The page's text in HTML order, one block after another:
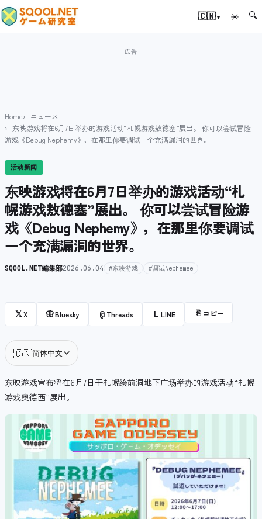
🇨🇳▾ ☀ 🔍
Home
ニュース
东映游戏将在6月7日举办的游戏活动“札幌游戏敖德塞”展出。 你可以尝试冒险
游戏《Debug Nephemy》，在那里你要调试一个充满漏洞的世界。
活动新闻
东映游戏将在6月7日举办的游戏活动“札
幌游戏敖德塞”展出。 你可以尝试冒险游
戏《Debug Nephemy》，在那里你要调试
一个充满漏洞的世界。
SQOOL.NET編集部2026.06.04 #东映游戏 #调试Nephemee
𝕏X 🦋Bluesky @ Threads L LINE ⎘ コピー
🇨🇳简体中文
东映游戏宣布将在6月7日于札幌绘前洞地下广场举办的游戏活动“札幌
游戏奥德西”展出。